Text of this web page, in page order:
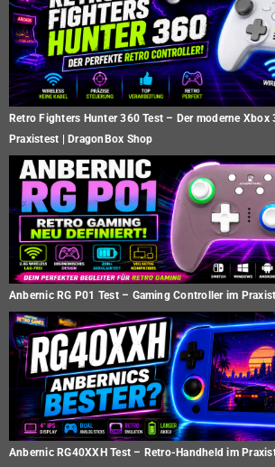
Retro Fighters Hunter 360 Test – Der moderne Xbox
Praxistest | DragonBox Shop
Anbernic RG P01 Test – Gaming Controller im
Anbernic RG40XXH Test – Retro-Handheld im